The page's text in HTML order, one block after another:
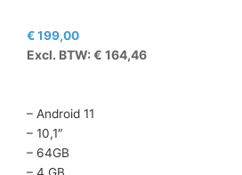
€199,00
Excl. BTW: € 164,46
– Android 11
– 10,1″
– 64GB